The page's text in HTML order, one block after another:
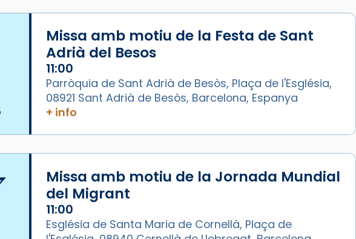
Missa amb motiu de la Festa de Sant
Adrià del Besos
11:00
Parròquia de Sant Adrià de Besòs, Plaça de l'Església,
08921 Sant Adrià de Besòs, Barcelona, Espanya
+ info
Missa amb motiu de la Jornada Mundial
del Migrant
11:00
Església de Santa Maria de Cornellà, Plaça de